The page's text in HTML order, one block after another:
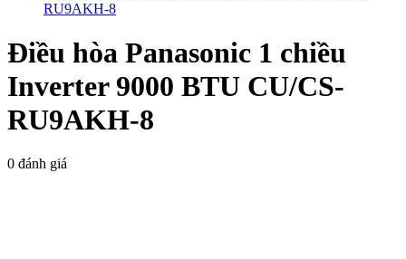
RU9AKH-8
Điều hòa Panasonic 1 chiều
Inverter 9000 BTU CU/CS-
RU9AKH-8
0 đánh giá